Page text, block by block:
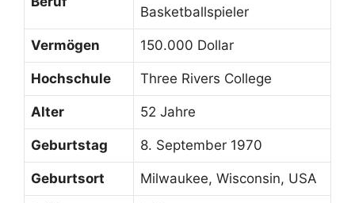
Basketballspieler
Vermögen 150.000 Dollar
Hochschule Three Rivers College
Alter 52 Jahre
Geburtstag 8. September 1970
Geburtsort Milwaukee, Wisconsin, USA